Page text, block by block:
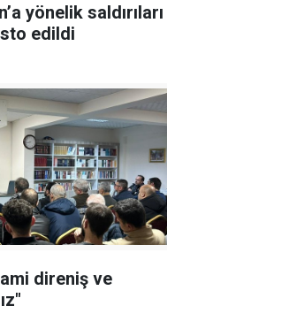
yönelik saldırıları
edildi
direniş ve